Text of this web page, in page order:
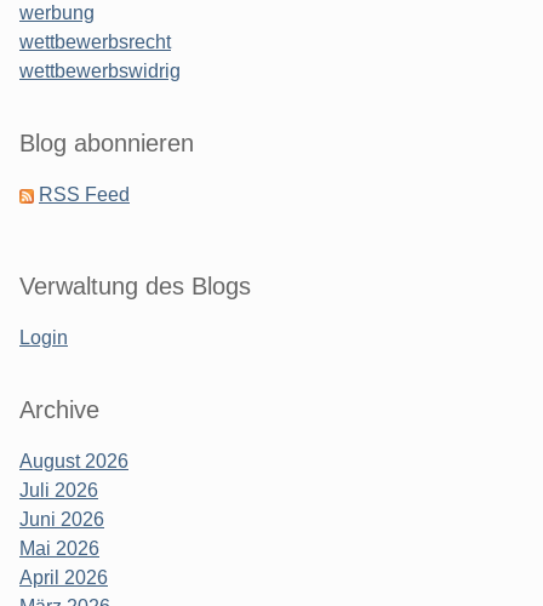
werbung
wettbewerbsrecht
wettbewerbswidrig
Blog abonnieren
RSS Feed
Verwaltung des Blogs
Login
Archive
August 2026
Juli 2026
Juni 2026
Mai 2026
April 2026